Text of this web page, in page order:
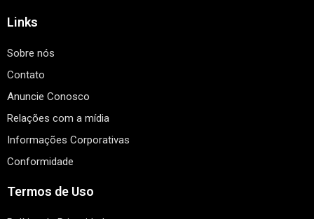
Links
Sobre nós
Contato
Anuncie Conosco
Relações com a mídia
Informações Corporativas
Conformidade
Termos de Uso